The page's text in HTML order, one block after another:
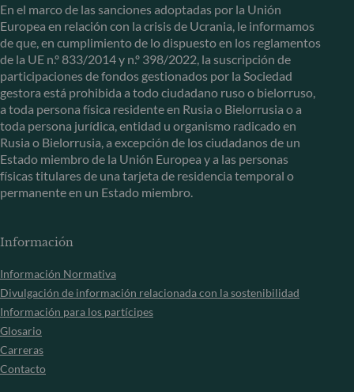
En el marco de las sanciones adoptadas por la Unión
Europea en relación con la crisis de Ucrania, le informamos
de que, en cumplimiento de lo dispuesto en los reglamentos
de la UE n.º 833/2014 y n.º 398/2022, la suscripción de
participaciones de fondos gestionados por la Sociedad
gestora está prohibida a todo ciudadano ruso o bielorruso,
a toda persona física residente en Rusia o Bielorrusia o a
toda persona jurídica, entidad u organismo radicado en
Rusia o Bielorrusia, a excepción de los ciudadanos de un
Estado miembro de la Unión Europea y a las personas
físicas titulares de una tarjeta de residencia temporal o
permanente en un Estado miembro.
Información
Información Normativa
Divulgación de información relacionada con la sostenibilidad
Información para los partícipes
Glosario
Carreras
Contacto